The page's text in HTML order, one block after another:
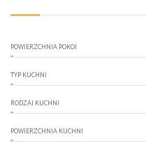
POWIERZCHNIA POKOI
TYP KUCHNI
RODZAJ KUCHNI
POWIERZCHNIA KUCHNI